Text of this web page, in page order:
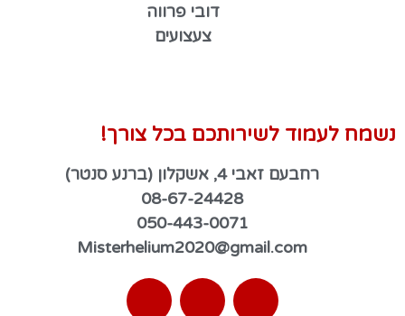
דובי פרווה
צעצועים
נשמח לעמוד לשירותכם בכל צורך!
רחבעם זאבי 4, אשקלון (ברנע סנטר)
08-67-24428
050-443-0071
Misterhelium2020@gmail.com